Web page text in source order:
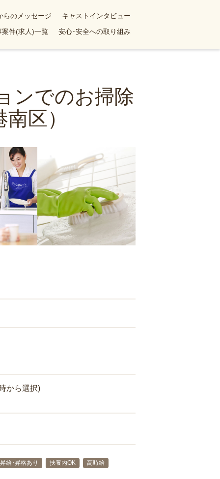
らのメッセージ
キャストインタビュー
案件(求人)一覧 安心･安全への取り組み
ンでのお掃除
区）
から選択)
昇給･昇格あり 扶養内OK
高時給